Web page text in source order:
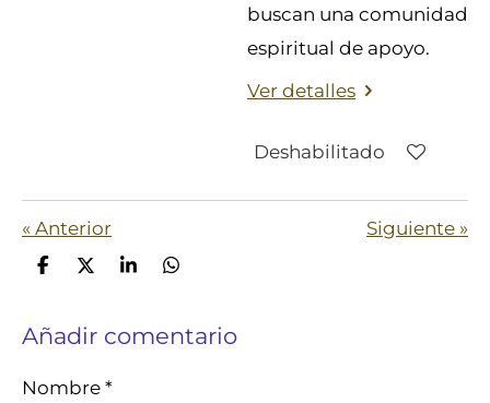
buscan una comunidad
espiritual de apoyo.
Ver detalles
Deshabilitado
«Anterior Siguiente »
C
p
t
C
p
t
C
p
C
p
Añadir comentario
Nombre *